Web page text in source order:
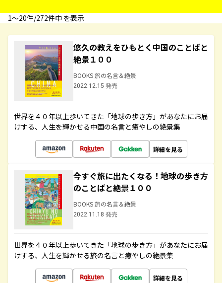
1〜20件/272件中 を表示
悠久の教えをひもとく中国のことばと
絶景１００
BOOKS 旅の名言＆絶景
2022.12.15 発売
世界を４０年以上歩いてきた「地球の歩き方」があなたにお届
けする、人生を輝かせる中国の名言と癒やしの絶景集
詳細を見る
今すぐ旅に出たくなる！地球の歩き方
のことばと絶景１００
BOOKS 旅の名言＆絶景
2022.11.18 発売
世界を４０年以上歩いてきた「地球の歩き方」があなたにお届
けする、人生を輝かせる旅の名言と癒やしの絶景集
詳細を見る